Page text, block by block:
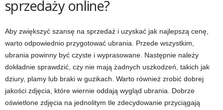
sprzedaży online?
Aby zwiększyć szansę na sprzedaż i uzyskać jak najlepszą cenę,
warto odpowiednio przygotować ubrania. Przede wszystkim,
ubrania powinny być czyste i wyprasowane. Następnie należy
dokładnie sprawdzić, czy nie mają żadnych uszkodzeń, takich jak
dziury, plamy lub braki w guzikach. Warto również zrobić dobrej
jakości zdjęcia, które wiernie oddają wygląd ubrania. Dobrze
oświetlone zdjęcia na jednolitym tle zdecydowanie przyciągają